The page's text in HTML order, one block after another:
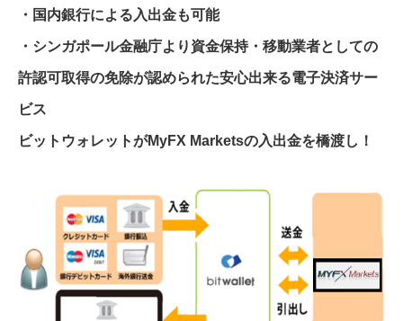
・国内銀行による入出金も可能
・シンガポール金融庁より資金保持・移動業者としての
許認可取得の免除が認められた安心出来る電子決済サー
ビス
ビットウォレットがMyFX Marketsの入出金を橋渡し！